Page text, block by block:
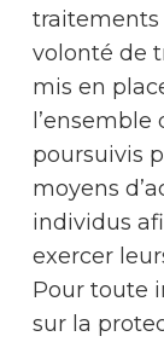
traitements
volonté de
mis en
l’ensemble
poursuivis
moyens
individus
exercer
Pour toute
sur la